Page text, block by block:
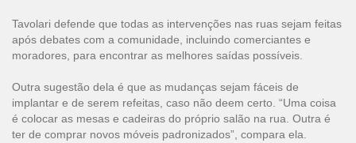
Tavolari defende que todas as intervenções nas ruas sejam feitas
após debates com a comunidade, incluindo comerciantes e
moradores, para encontrar as melhores saídas possíveis.
Outra sugestão dela é que as mudanças sejam fáceis de
implantar e de serem refeitas, caso não deem certo. “Uma coisa
é colocar as mesas e cadeiras do próprio salão na rua. Outra é
ter de comprar novos móveis padronizados”, compara ela.